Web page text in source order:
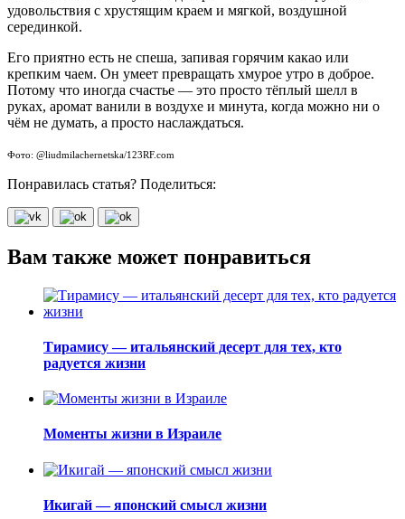
удовольствия с хрустящим краем и мягкой, воздушной
серединкой.
Его приятно есть не спеша, запивая горячим какао или
крепким чаем. Он умеет превращать хмурое утро в доброе.
Потому что иногда счастье — это просто тёплый шелл в
руках, аромат ванили в воздухе и минута, когда можно ни о
чём не думать, а просто наслаждаться.
Фото: @liudmilachernetska/123RF.com
Понравилась статья? Поделиться:
Вам также может понравиться
Тирамису — итальянский десерт для тех, кто
радуется жизни
Моменты жизни в Израиле
Икигай — японский смысл жизни